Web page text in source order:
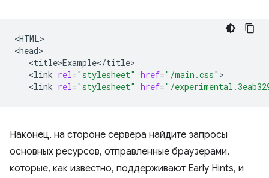
<HTML>
<link rel="stylesheet" href="/main.css"
<link rel="stylesheet" href="/
Наконец, на стороне сервера найдите запросы
основных ресурсов, отправленные браузерами,
которые, как известно, поддерживают Early Hints, и